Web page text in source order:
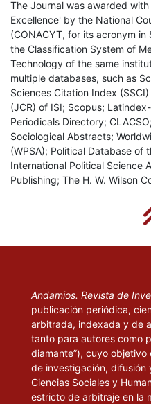
The Journal was awarded
Excellence' by the National
(CONACYT, for its acronym
the Classification System of
Technology of the same
multiple databases, such as
Sciences Citation Index
(JCR) of ISI; Scopus;
Periodicals Directory;
Sociological Abstracts;
(WPSA); Political Database of
International Political Science
Publishing; The H. W. Wilson
Andamios. Revista de
publicación periódica,
arbitrada, indexada y de
tanto para autores como
diamante”), cuyo
de investigación, difusión
Ciencias Sociales y
estricto de arbitraje en la